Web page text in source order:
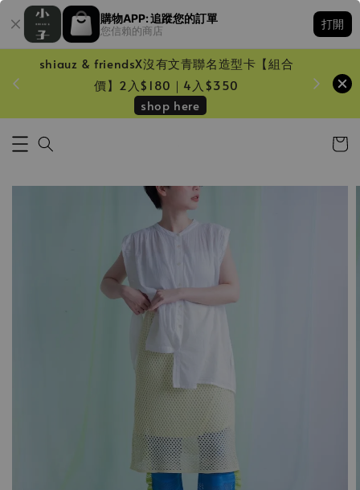
購物APP: 追蹤您的訂單
您信賴的商店
打開
shiauz & friendsX沒有文青聯名造型卡【組合
價】2入$180｜4入$350
shop here